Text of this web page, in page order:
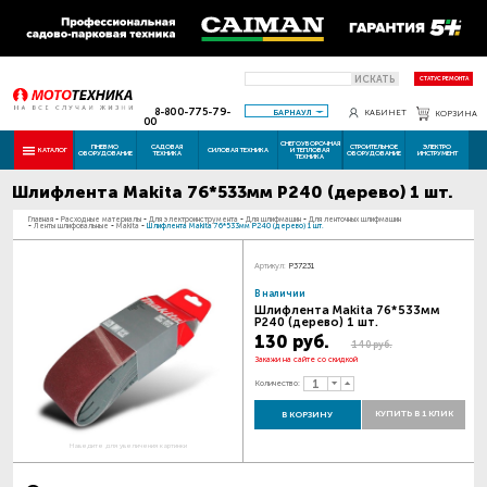
ИСКАТЬ СТАТУС РЕМОНТА
8-800-775-79-
00
БАРНАУЛ КАБИНЕТ КОРЗИНА
КАТАЛОГ ПНЕВМО
ОБОРУДОВАНИЕ
САДОВАЯ
ТЕХНИКА СИЛОВАЯ ТЕХНИКА
СНЕГОУБОРОЧНАЯ
И ТЕПЛОВАЯ
ТЕХНИКА
СТРОИТЕЛЬНОЕ
ОБОРУДОВАНИЕ
ЭЛЕКТРО
ИНСТРУМЕНТ
Шлифлента Makita 76*533мм Р240 (дерево) 1 шт.
Главная - Расходные материалы - Для электроинструмента - Для шлифмашин - Для ленточных шлифмашин
- Ленты шлифовальные - Makita - Шлифлента Makita 76*533мм Р240 (дерево) 1 шт.
Наведите для увеличения картинки
Артикул: P37231
В наличии
Шлифлента Makita 76*533мм
Р240 (дерево) 1 шт.
130 руб. 140 руб.
Закажи на сайте со скидкой
Количество:
В КОРЗИНУ КУПИТЬ В 1 КЛИК